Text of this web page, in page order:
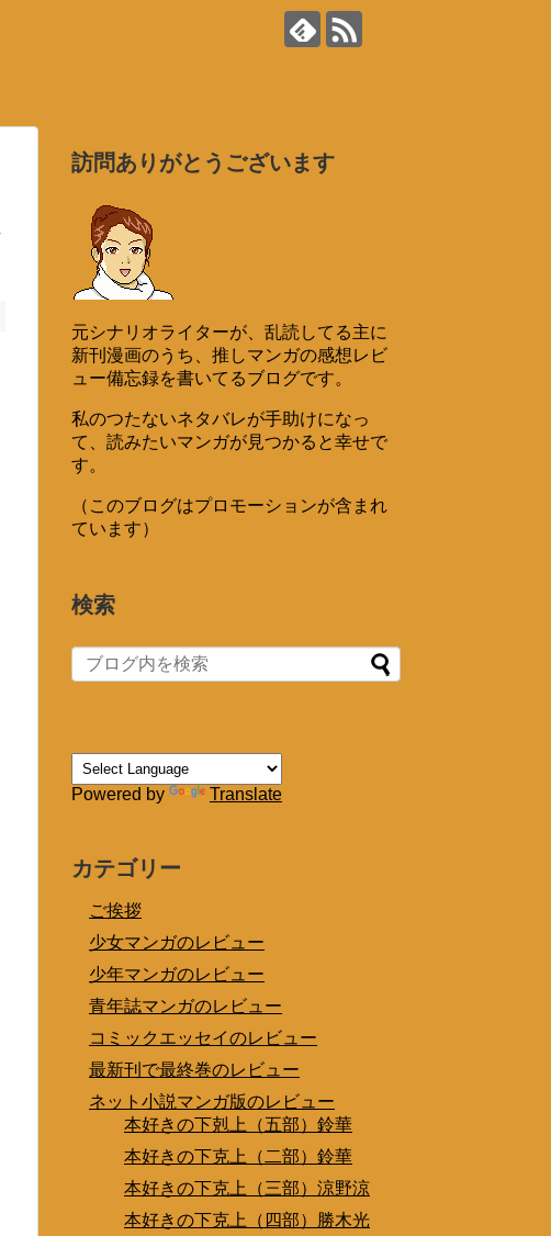
訪問ありがとうございます
元シナリオライターが、乱読してる主に
新刊漫画のうち、推しマンガの感想レビ
ュー備忘録を書いてるブログです。
私のつたないネタバレが手助けになっ
て、読みたいマンガが見つかると幸せで
す。
（このブログはプロモーションが含まれ
ています）
検索
Powered by Translate
カテゴリー
ご挨拶
少女マンガのレビュー
少年マンガのレビュー
青年誌マンガのレビュー
コミックエッセイのレビュー
最新刊で最終巻のレビュー
ネット小説マンガ版のレビュー
本好きの下剋上（五部）鈴華
本好きの下克上（二部）鈴華
本好きの下克上（三部）涼野涼
本好きの下克上（四部）勝木光